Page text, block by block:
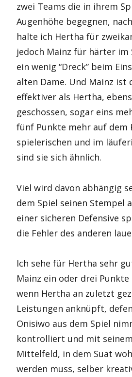
zwei Teams die in ihrem
Augenhöhe begegnen,
halte ich Hertha für
jedoch Mainz für härter im
ein wenig “Dreck” beim
alten Dame. Und Mainz ist
effektiver als Hertha,
geschossen, sogar eins
fünf Punkte mehr auf dem
spielerischen und im
sind sie sich ähnlich.
Viel wird davon abhängig
dem Spiel seinen Stempel
einer sicheren Defensive
die Fehler des anderen
Ich sehe für Hertha sehr
Mainz ein oder drei
wenn Hertha an zuletzt
Leistungen anknüpft,
Onisiwo aus dem Spiel
kontrolliert und mit
Mittelfeld, in dem Suat
werden muss, selber